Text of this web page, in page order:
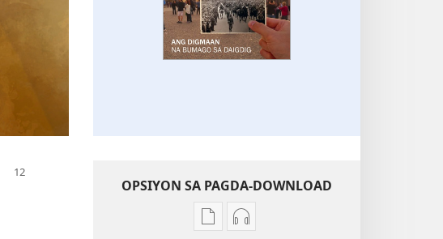
OPSIYON SA PAGDA-DOWNLOAD
OpsiyonOpsiyon